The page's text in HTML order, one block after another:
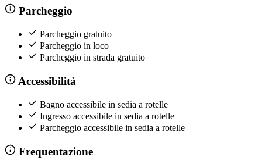
Parcheggio
Parcheggio gratuito
Parcheggio in loco
Parcheggio in strada gratuito
Accessibilità
Bagno accessibile in sedia a rotelle
Ingresso accessibile in sedia a rotelle
Parcheggio accessibile in sedia a rotelle
Frequentazione